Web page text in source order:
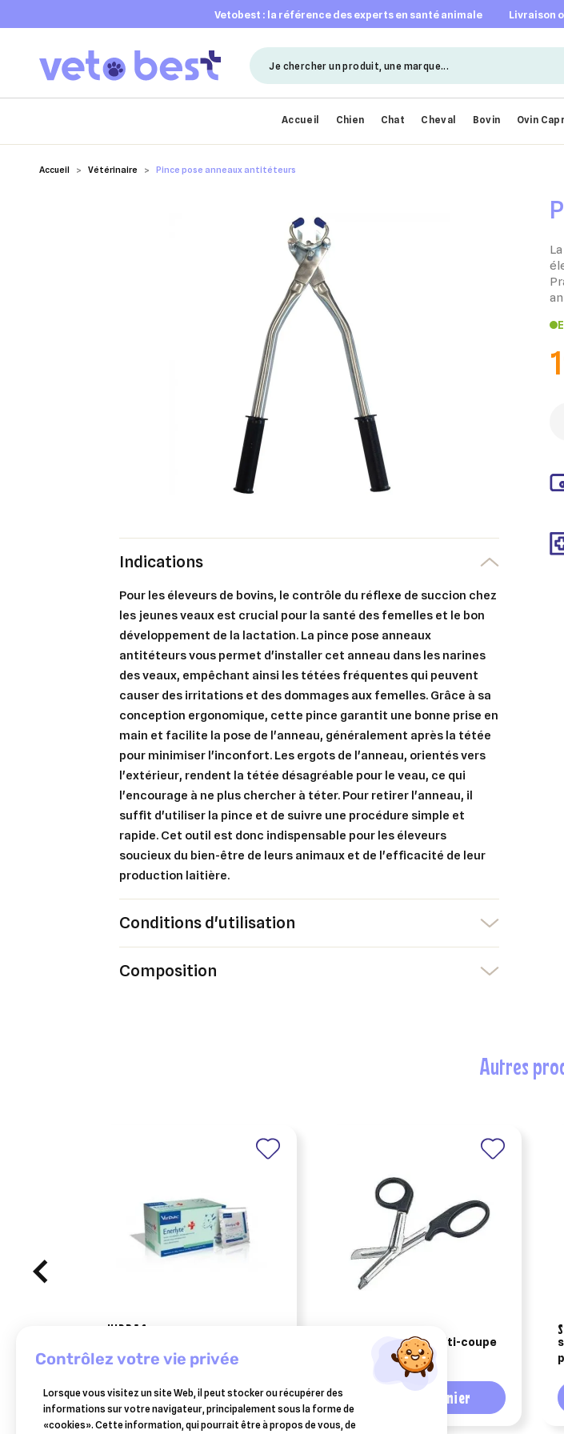
vetobest : la référence des experts en santé animale livraison
Accueil Chien Chat Cheval Bovin Ovin
Accueil Vétérinaire Pince pose anneaux antitéteurs
Indications
Pour les éleveurs de bovins, le contrôle du réflexe de succion chez
les jeunes veaux est crucial pour la santé des femelles et le bon
développement de la lactation. La pince pose anneaux
antitéteurs vous permet d'installer cet anneau dans les narines
des veaux, empêchant ainsi les tétées fréquentes qui peuvent
causer des irritations et des dommages aux femelles. Grâce à sa
conception ergonomique, cette pince garantit une bonne prise en
main et facilite la pose de l'anneau, généralement après la tétée
pour minimiser l'inconfort. Les ergots de l'anneau, orientés vers
l'extérieur, rendent la tétée désagréable pour le veau, ce qui
l'encourage à ne plus chercher à téter. Pour retirer l'anneau, il
suffit d'utiliser la pince et de suivre une procédure simple et
rapide. Cet outil est donc indispensable pour les éleveurs
soucieux du bien-être de leurs animaux et de l'efficacité de leur
production laitière.
Conditions d'utilisation
Composition
autres
VIRBAC
Ajouter au panier
ciseau universel multi-coupe
9,96 €
Ajouter au panier
Ajouter à ma liste d'envies
add_circle_outline
Créer une liste d'envies
Nom de la liste d'envies
Vous devez être connecté pour ajouter des
contrôlez votre vie privée
Lorsque vous visitez un site Web, il peut stocker ou récupérer des
informations sur votre navigateur, principalement sous la forme de
«cookies». Cette information, qui pourrait être à propos de vous, de